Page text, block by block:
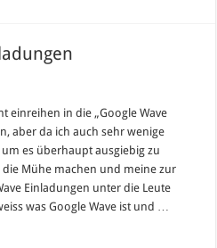
einreihen in die „Google Wave
aber da ich auch sehr wenige
es überhaupt ausgiebig zu
Mühe machen und meine zur
Einladungen unter die Leute
was Google Wave ist und …